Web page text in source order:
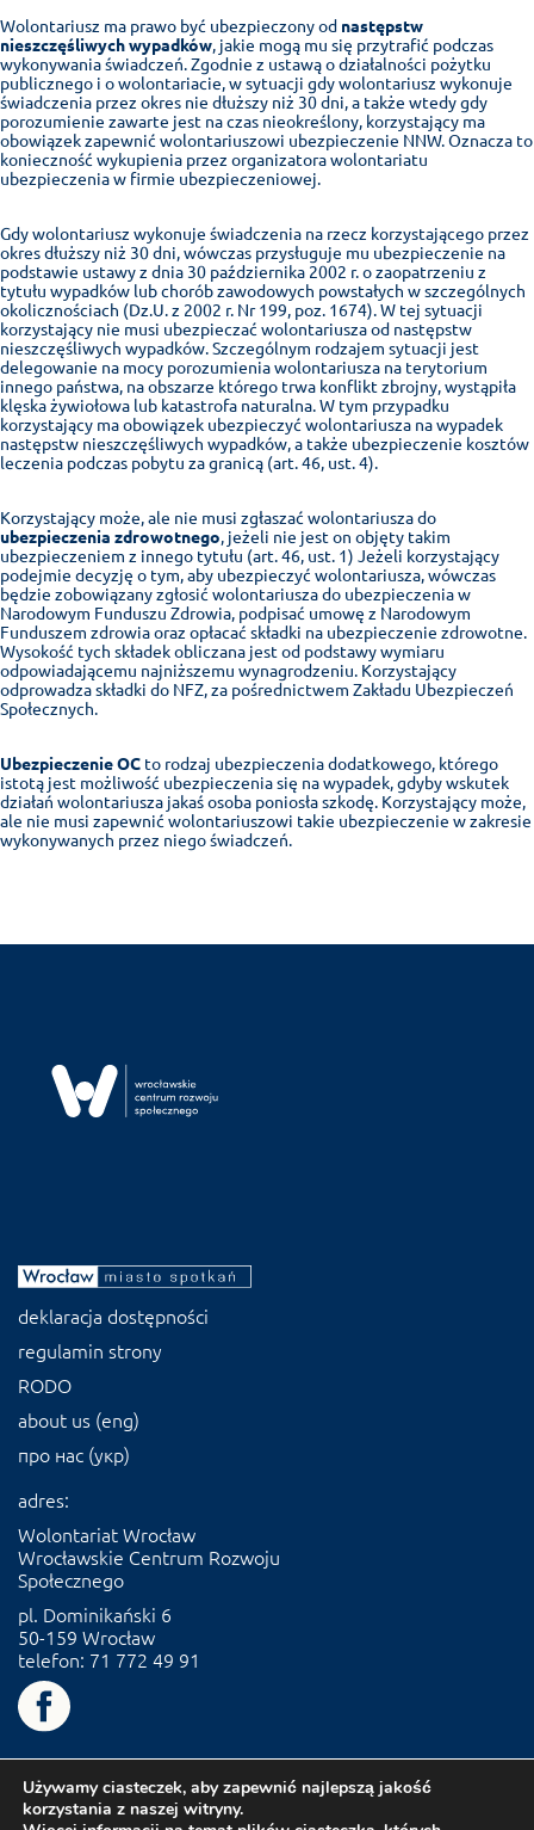
Wolontariusz ma prawo być ubezpieczony od następstw
nieszczęśliwych wypadków , jakie mogą mu się przytrafić podczas
wykonywania świadczeń. Zgodnie z ustawą o działalności pożytku
publicznego i o wolontariacie, w sytuacji gdy wolontariusz wykonuje
świadczenia przez okres nie dłuższy niż 30 dni, a także wtedy gdy
porozumienie zawarte jest na czas nieokreślony, korzystający ma
obowiązek zapewnić wolontariuszowi ubezpieczenie NNW. Oznacza to
konieczność wykupienia przez organizatora wolontariatu
ubezpieczenia w firmie ubezpieczeniowej.
Gdy wolontariusz wykonuje świadczenia na rzecz korzystającego przez
okres dłuższy niż 30 dni, wówczas przysługuje mu ubezpieczenie na
podstawie ustawy z dnia 30 października 2002 r. o zaopatrzeniu z
tytułu wypadków lub chorób zawodowych powstałych w szczególnych
okolicznościach (Dz.U. z 2002 r. Nr 199, poz. 1674). W tej sytuacji
korzystający nie musi ubezpieczać wolontariusza od następstw
nieszczęśliwych wypadków. Szczególnym rodzajem sytuacji jest
delegowanie na mocy porozumienia wolontariusza na terytorium
innego państwa, na obszarze którego trwa konflikt zbrojny, wystąpiła
klęska żywiołowa lub katastrofa naturalna. W tym przypadku
korzystający ma obowiązek ubezpieczyć wolontariusza na wypadek
następstw nieszczęśliwych wypadków, a także ubezpieczenie kosztów
leczenia podczas pobytu za granicą (art. 46, ust. 4).
Korzystający może, ale nie musi zgłaszać wolontariusza do
ubezpieczenia zdrowotnego , jeżeli nie jest on objęty takim
ubezpieczeniem z innego tytułu (art. 46, ust. 1) Jeżeli korzystający
podejmie decyzję o tym, aby ubezpieczyć wolontariusza, wówczas
będzie zobowiązany zgłosić wolontariusza do ubezpieczenia w
Narodowym Funduszu Zdrowia, podpisać umowę z Narodowym
Funduszem zdrowia oraz opłacać składki na ubezpieczenie zdrowotne.
Wysokość tych składek obliczana jest od podstawy wymiaru
odpowiadającemu najniższemu wynagrodzeniu. Korzystający
odprowadza składki do NFZ, za pośrednictwem Zakładu Ubezpieczeń
Społecznych.
Ubezpieczenie OC to rodzaj ubezpieczenia dodatkowego, którego
istotą jest możliwość ubezpieczenia się na wypadek, gdyby wskutek
działań wolontariusza jakaś osoba poniosła szkodę. Korzystający może,
ale nie musi zapewnić wolontariuszowi takie ubezpieczenie w zakresie
wykonywanych przez niego świadczeń.
deklaracja dostępności
regulamin strony
RODO
about us (eng)
про нас (укр)
adres:
Wolontariat Wrocław
Wrocławskie Centrum Rozwoju
Społecznego
pl. Dominikański 6
50-159 Wrocław
telefon: 71 772 49 91
Używamy ciasteczek, aby zapewnić najlepszą jakość
korzystania z naszej witryny.